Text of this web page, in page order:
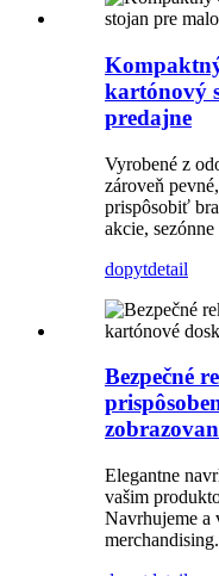
kartónový
predajne
Vyrobené z
zároveň
prispôsobiť
akcie,
dopytdetail
Bezpečné
Elegantne
vašim
Navrhujeme a
merchandising.